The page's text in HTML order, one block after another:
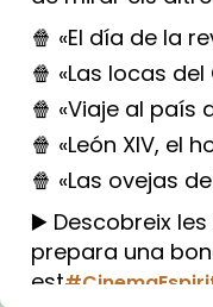
🍿 «El día de la
🍿 «Las locas
🍿 «Viaje al país
🍿 «León XIV, el
🍿 «Las ovejas
▶️ Descobreix
prepara una
est